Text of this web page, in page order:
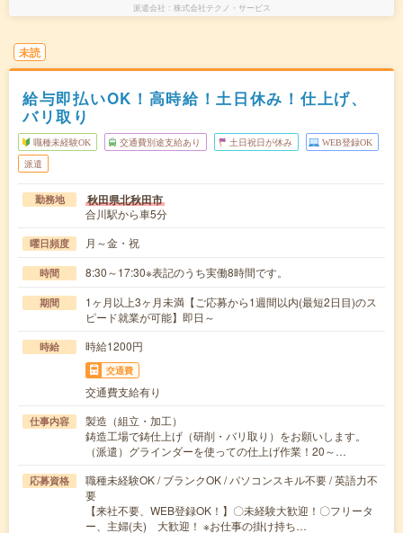
派遣会社 株式会社テクノ・サービス
未読
給与即払いOK！高時給！土日休み！仕上げ、
バリ取り
職種未経験OK 交通費別途支給あり 土日祝日が休み WEB登録OK
派遣
勤務地 秋田県北秋田市
合川駅から車5分
曜日頻度 月～金・祝
時間 8:30～17:30※表記のうち実働8時間です。
期間
1ヶ月以上3ヶ月未満【ご応募から1週間以内(最短2日目)のス
ピード就業が可能】即日～
時給 時給1200円
交通費
交通費支給有り
仕事内容
製造（組立・加工）
鋳造工場で鋳仕上げ（研削・バリ取り）をお願いします。
（派遣）グラインダーを使っての仕上げ作業！20～…
応募資格
職種未経験OK / ブランクOK / パソコンスキル不要 / 英語力不
要
【来社不要、WEB登録OK！】〇未経験大歓迎！〇フリータ
ー、主婦(夫) 大歓迎！ ※お仕事の掛け持ち…